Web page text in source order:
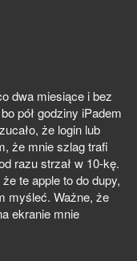
dwa miesiące i bez
pół godziny iPadem
że login lub
że mnie szlag trafi
razu strzał w 10-kę.
te apple to do dupy,
myśleć. Ważne, że
ekranie mnie